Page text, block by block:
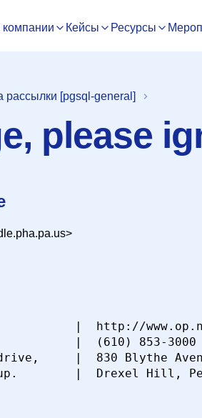
Кейсы Ресурсы
рассылки [pgsql-general]
please
|  http://
|  (610) 853-3000
|  830 Blythe